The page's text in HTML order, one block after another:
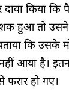
दावा किया कि
हुआ तो
कि उसके
आया है।
हो गए।